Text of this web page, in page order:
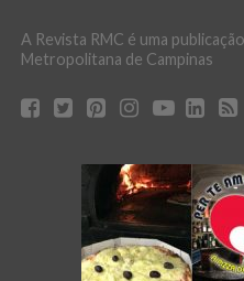
A Revista RMC é uma
Metropolitana de Campinas